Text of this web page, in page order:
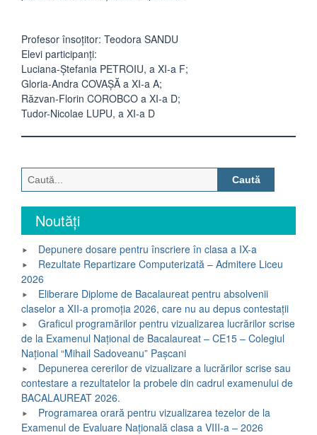
Profesor însoțitor: Teodora SANDU
Elevi participanți:
Luciana-Ștefania PETROIU, a XI-a F;
Gloria-Andra COVAȘĂ a XI-a A;
Răzvan-Florin COROBCO a XI-a D;
Tudor-Nicolae LUPU, a XI-a D
Caută
după:
Noutăți
Depunere dosare pentru înscriere în clasa a IX-a
Rezultate Repartizare Computerizată – Admitere Liceu
2026
Eliberare Diplome de Bacalaureat pentru absolvenii
claselor a XII-a promoția 2026, care nu au depus contestații
Graficul programărilor pentru vizualizarea lucrărilor scrise
de la Examenul Național de Bacalaureat – CE15 – Colegiul
Național “Mihail Sadoveanu” Pașcani
Depunerea cererilor de vizualizare a lucrărilor scrise sau
contestare a rezultatelor la probele din cadrul examenului de
BACALAUREAT 2026.
Programarea orară pentru vizualizarea tezelor de la
Examenul de Evaluare Națională clasa a VIII-a – 2026